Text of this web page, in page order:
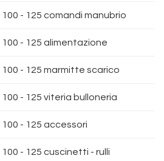
- 125 comandi manubrio
- 125 alimentazione
- 125 marmitte scarico
- 125 viteria bulloneria
- 125 accessori
- 125 cuscinetti - rulli